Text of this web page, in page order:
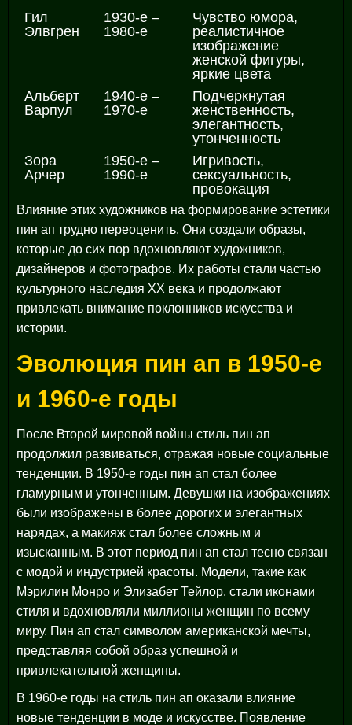
Гил
Элвгрен
1930-е –
1980-е
Чувство юмора,
реалистичное
изображение
женской фигуры,
яркие цвета
Альберт
Варпул
1940-е –
1970-е
Подчеркнутая
женственность,
элегантность,
утонченность
Зора
Арчер
1950-е –
1990-е
Игривость,
сексуальность,
провокация
Влияние этих художников на формирование эстетики
пин ап трудно переоценить. Они создали образы,
которые до сих пор вдохновляют художников,
дизайнеров и фотографов. Их работы стали частью
культурного наследия XX века и продолжают
привлекать внимание поклонников искусства и
истории.
Эволюция пин ап в 1950-е
и 1960-е годы
После Второй мировой войны стиль пин ап
продолжил развиваться, отражая новые социальные
тенденции. В 1950-е годы пин ап стал более
гламурным и утонченным. Девушки на изображениях
были изображены в более дорогих и элегантных
нарядах, а макияж стал более сложным и
изысканным. В этот период пин ап стал тесно связан
с модой и индустрией красоты. Модели, такие как
Мэрилин Монро и Элизабет Тейлор, стали иконами
стиля и вдохновляли миллионы женщин по всему
миру. Пин ап стал символом американской мечты,
представляя собой образ успешной и
привлекательной женщины.
В 1960-е годы на стиль пин ап оказали влияние
новые тенденции в моде и искусстве. Появление